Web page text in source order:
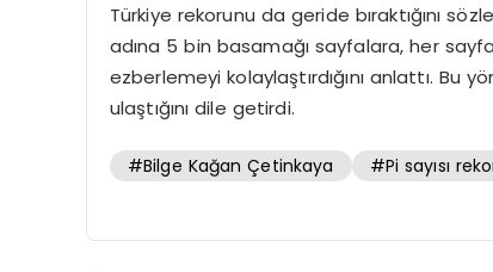
Türkiye rekorunu da geride bıraktığını
adına 5 bin basamağı sayfalara, her
ezberlemeyi kolaylaştırdığını anlattı. Bu
ulaştığını dile getirdi.
#Bilge Kağan Çetinkaya #Pi sayısı